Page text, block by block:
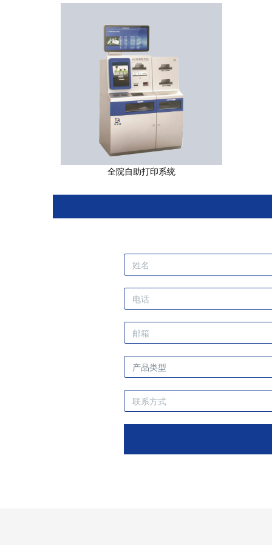
全院自助打印系统